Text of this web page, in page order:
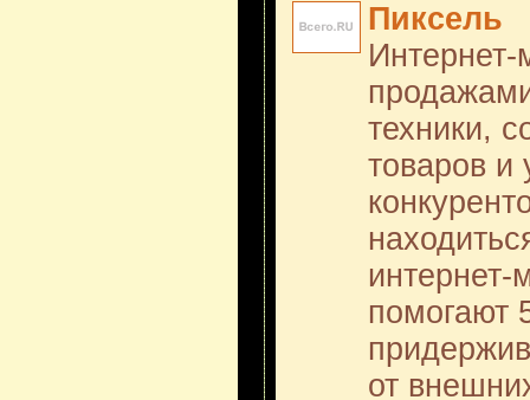
Пиксель
Интернет-
техники,
товаров и
интернет-
помогают
от